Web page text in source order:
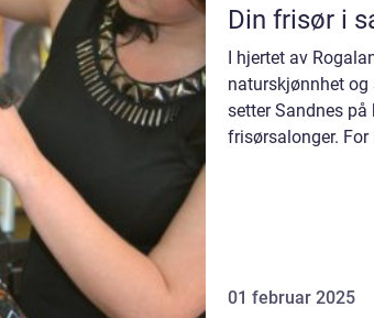
Din frisør i
I hjertet av
naturskjønnhet
setter Sandnes på
frisørsalonger. For
01 februar 2025